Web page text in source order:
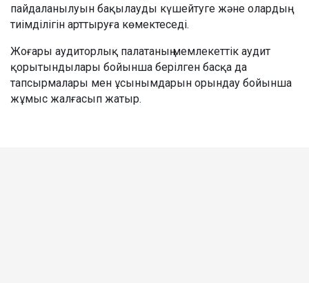
пайдаланылуын бақылауды күшейтуге және олардың
тиімділігін арттыруға көмектеседі.
Жоғары аудиторлық палатаның мемлекеттік аудит
қорытындылары бойынша берілген басқа да
тапсырмалары мен ұсынымдарын орындау бойынша
жұмыс жалғасып жатыр.